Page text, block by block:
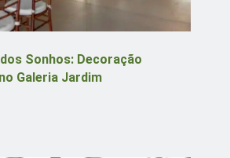
Sonhos: Decoração
Galeria Jardim